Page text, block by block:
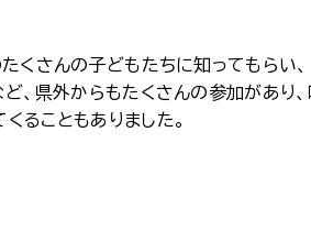
さんの子どもたちに知ってもらい
ど、県外からもたくさんの参加があり
ることもありました。